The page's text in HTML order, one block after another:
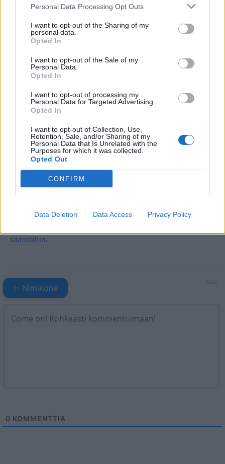
Personal Data Processing Opt Outs
I want to opt-out of the Sharing of my
personal data.
Opted In
I want to opt-out of the Sale of my
Personal Data.
Opted In
I want to opt-out of processing my
Personal Data for Targeted Advertising.
Opted In
I want to opt-out of Collection, Use,
Retention, Sale, and/or Sharing of my
Personal Data that Is Unrelated with the
Purposes for which it was collected.
Opted Out
CONFIRM
Data Deletion Data Access Privacy Policy
#CYCLING #TRAININGCAMP 📷 @ARNEKENZ
HENKILÖN VALTTERI BOTTAS(@VALTTERIBOTTAS) JAKAMA JULKAISU
Seuraa Gekkosta Instagramissa
F1 Julkkikset
Valtteri Bottas
sääntöihin.
5000
✨ Nimikone
0 KOMMENTTIA